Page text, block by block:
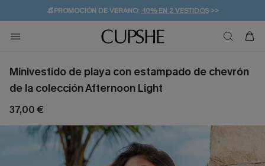
👒PROMOCIÓN DE VERANO:-10% EN 2 VESTIDOS>>
💌¡SUSCRIBIRSE & GANAR -10% EXTRA!
🚚ENVÍO GRATUITO A PARTIR DE 49 € >>
Minivestido de playa con estampado de chevrón
de la colección Afternoon Light
37,00 €